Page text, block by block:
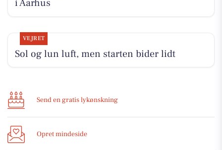
i Aarhus
VEJRET
Sol og lun luft, men starten bider lidt
Send en gratis lykønskning
Opret mindeside